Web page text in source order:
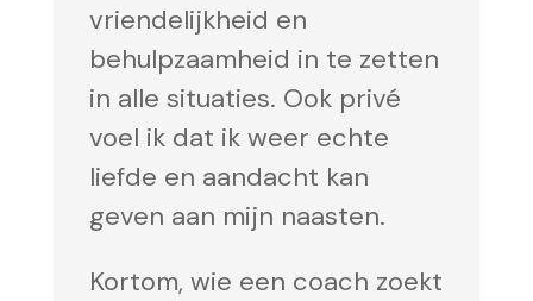
vriendelijkheid en
behulpzaamheid in te zetten
in alle situaties. Ook privé
voel ik dat ik weer echte
liefde en aandacht kan
geven aan mijn naasten.
Kortom, wie een coach zoekt